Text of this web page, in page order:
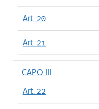
Art. 20
Art. 21
CAPO III
Art. 22